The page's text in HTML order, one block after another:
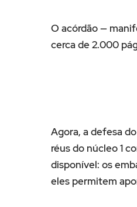
O acórdão —
cerca de 2.000
Agora, a defesa
réus do núcleo 1
disponível: os
eles permitem